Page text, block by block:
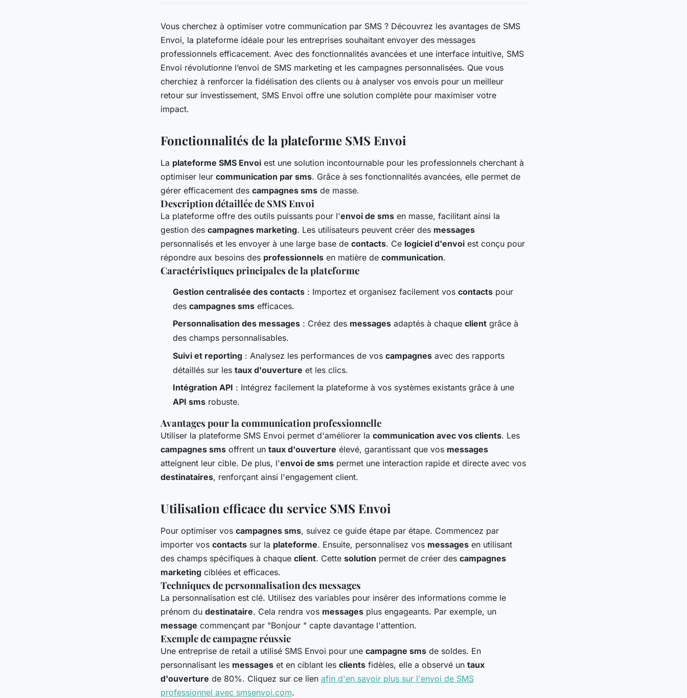
Vous cherchez à optimiser votre communication par SMS ? Découvrez les avantages de SMS
Envoi, la plateforme idéale pour les entreprises souhaitant envoyer des messages
professionnels efficacement. Avec des fonctionnalités avancées et une interface intuitive, SMS
Envoi révolutionne l’envoi de SMS marketing et les campagnes personnalisées. Que vous
cherchiez à renforcer la fidélisation des clients ou à analyser vos envois pour un meilleur
retour sur investissement, SMS Envoi offre une solution complète pour maximiser votre
impact.
Fonctionnalités de la plateforme SMS Envoi
La plateforme SMS Envoi est une solution incontournable pour les professionnels cherchant à
optimiser leur communication par sms. Grâce à ses fonctionnalités avancées, elle permet de
gérer efficacement des campagnes sms de masse.
Description détaillée de SMS Envoi
La plateforme offre des outils puissants pour l'envoi de sms en masse, facilitant ainsi la
gestion des campagnes marketing. Les utilisateurs peuvent créer des messages
personnalisés et les envoyer à une large base de contacts. Ce logiciel d'envoi est conçu pour
répondre aux besoins des professionnels en matière de communication.
Caractéristiques principales de la plateforme
Gestion centralisée des contacts : Importez et organisez facilement vos contacts pour
des campagnes sms efficaces.
Personnalisation des messages : Créez des messages adaptés à chaque client grâce à
des champs personnalisables.
Suivi et reporting : Analysez les performances de vos campagnes avec des rapports
détaillés sur les taux d'ouverture et les clics.
Intégration API : Intégrez facilement la plateforme à vos systèmes existants grâce à une
API sms robuste.
Avantages pour la communication professionnelle
Utiliser la plateforme SMS Envoi permet d'améliorer la communication avec vos clients. Les
campagnes sms offrent un taux d'ouverture élevé, garantissant que vos messages
atteignent leur cible. De plus, l'envoi de sms permet une interaction rapide et directe avec vos
destinataires, renforçant ainsi l'engagement client.
Utilisation efficace du service SMS Envoi
Pour optimiser vos campagnes sms, suivez ce guide étape par étape. Commencez par
importer vos contacts sur la plateforme. Ensuite, personnalisez vos messages en utilisant
des champs spécifiques à chaque client. Cette solution permet de créer des campagnes
marketing ciblées et efficaces.
Techniques de personnalisation des messages
La personnalisation est clé. Utilisez des variables pour insérer des informations comme le
prénom du destinataire. Cela rendra vos messages plus engageants. Par exemple, un
message commençant par "Bonjour " capte davantage l'attention.
Exemple de campagne réussie
Une entreprise de retail a utilisé SMS Envoi pour une campagne sms de soldes. En
personnalisant les messages et en ciblant les clients fidèles, elle a observé un taux
d'ouverture de 80%. Cliquez sur ce lien afin d'en savoir plus sur l'envoi de SMS
professionnel avec smsenvoi.com.